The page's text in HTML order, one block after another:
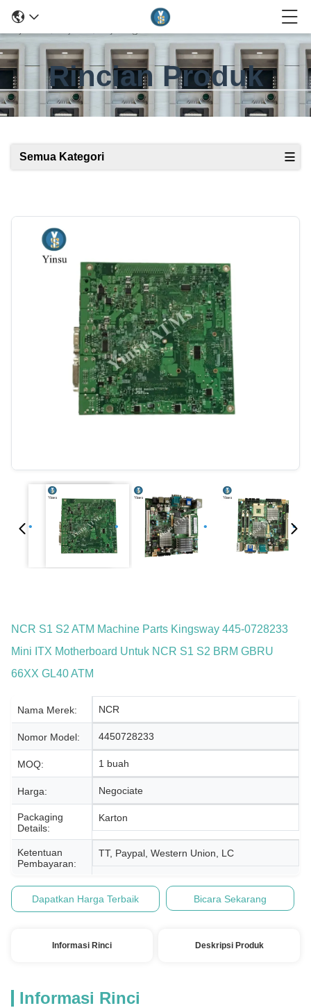
Rincian Produk
Semua Kategori
NCR S1 S2 ATM Machine Parts Kingsway 445-0728233
Mini ITX Motherboard Untuk NCR S1 S2 BRM GBRU
66XX GL40 ATM
Nama Merek: NCR
Nomor Model: 4450728233
MOQ: 1 buah
Harga: Negociate
Packaging
Details:
Karton
Ketentuan
Pembayaran:
TT, Paypal, Western Union, LC
Dapatkan Harga Terbaik Bicara Sekarang
Informasi Rinci Deskripsi Produk
Informasi Rinci